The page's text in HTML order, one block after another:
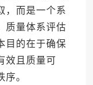
，而是一个系
质量体系评估
目的在于确保
效且质量可
。